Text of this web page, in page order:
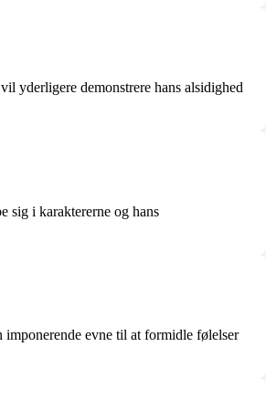
yderligere demonstrere hans alsidighed
sig i karaktererne og hans
imponerende evne til at formidle følelser